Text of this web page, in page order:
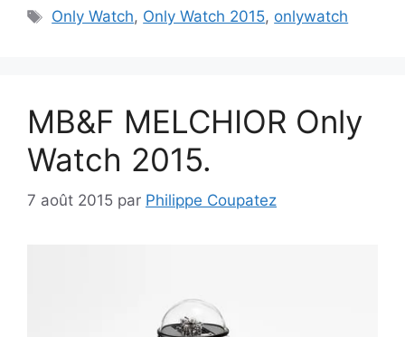
Étiquettes
Only Watch, Only Watch 2015, onlywatch
MB&F MELCHIOR Only
Watch 2015.
7 août 2015 par Philippe Coupatez